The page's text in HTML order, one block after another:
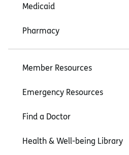
Medicaid
Pharmacy
Member Resources
Emergency Resources
Find a Doctor
Health & Well-being Library